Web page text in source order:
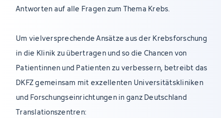
Antworten auf alle Fragen zum Thema Krebs.
Um vielversprechende Ansätze aus der Krebsforschung
in die Klinik zu übertragen und so die Chancen von
Patientinnen und Patienten zu verbessern, betreibt das
DKFZ gemeinsam mit exzellenten Universitätskliniken
und Forschungseinrichtungen in ganz Deutschland
Translationszentren: